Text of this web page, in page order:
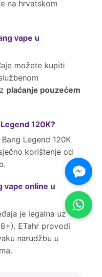
na hrvatskom
vape u
možete kupiti
plaćanje pouzećem
120K?
Legend 120K
korištenje od
vape online u
je legalna uz
ETahr provodi
narudžbu u